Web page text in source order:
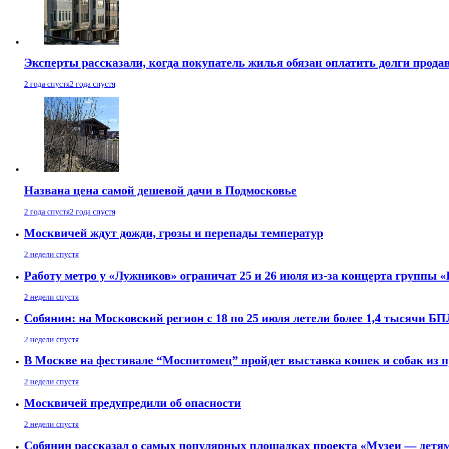
Эксперты рассказали, когда покупатель жилья обязан оплатить долги
2 года спустя2 года спустя
Названа цена самой дешевой дачи в Подмосковье
2 года спустя2 года спустя
Москвичей ждут дожди, грозы и перепады температур
2 недели спустя
Работу метро у «Лужников» ограничат 25 и 26 июля из-за концерта группы
2 недели спустя
Собянин: на Московский регион с 18 по 25 июля летели более 1,4 тысячи
2 недели спустя
В Москве на фестивале “Моспитомец” пройдет выставка кошек и собак из
2 недели спустя
Москвичей предупредили об опасности
2 недели спустя
Собянин рассказал о самых популярных площадках проекта «Музеи —